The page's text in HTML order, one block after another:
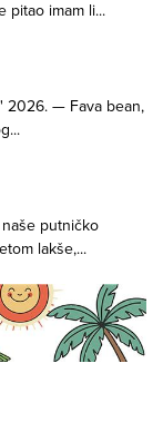
pitao imam li...
2026. — Fava bean,
putničko
lakše,...